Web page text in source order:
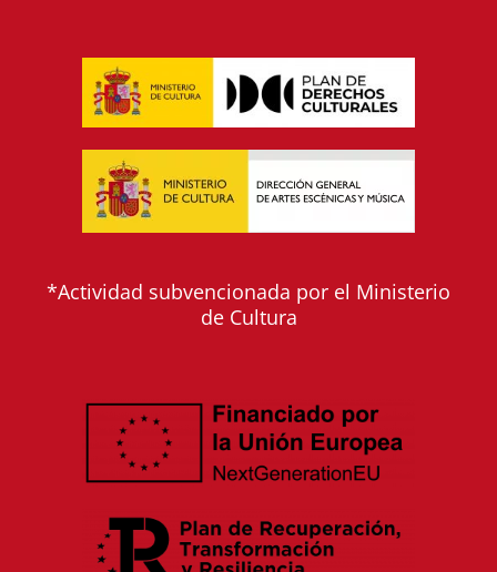
*Actividad subvencionada por el Ministerio
de Cultura